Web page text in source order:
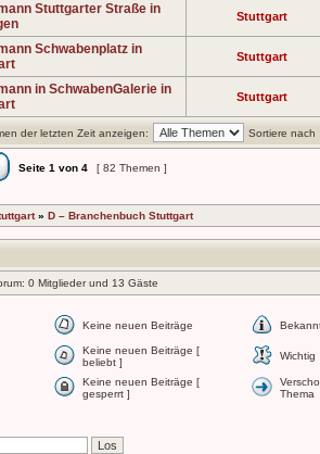
Stuttgarter Straße in
Stuttgart
Schwabenplatz in
Stuttgart
in SchwabenGalerie in
Stuttgart
der letzten Zeit anzeigen: Sortiere nach
Seite 1 von 4 [ 82 Themen ]
» D – Branchenbuch Stuttgart
0 Mitglieder und 13 Gäste
Keine neuen Beiträge
Keine neuen Beiträge [
beliebt ]
Wichtig
Keine neuen Beiträge [
gesperrt ]
Thema